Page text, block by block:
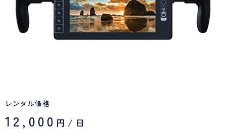
レンタル価格
12,000 円/日